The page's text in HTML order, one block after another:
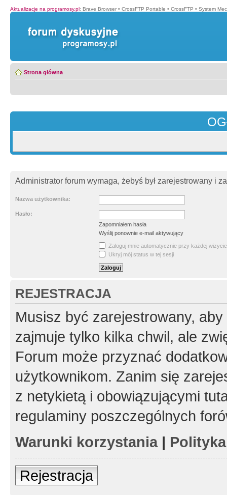
Aktualizacje na programosy.pl: Brave Browser • CrossFTP Portable • CrossFTP • System
Strona główna
Administrator forum wymaga, żebyś był zarejestrowany i
Nazwa użytkownika:
Hasło:
Zapomniałem hasła
Wyślij ponownie e-mail aktywujący
Zaloguj mnie automatycznie przy każdej wizycie
Ukryj mój status w tej sesji
REJESTRACJA
Musisz być zarejestrowany,
zajmuje tylko kilka chwil, ale
Forum może przyznać
użytkownikom. Zanim się
z netykietą i obowiązującymi
regulaminy poszczególnych
Warunki korzystania|
Rejestracja